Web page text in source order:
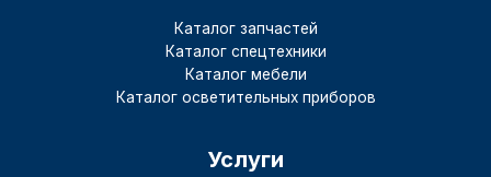
Каталог запчастей
Каталог спецтехники
Каталог мебели
Каталог осветительных приборов
Услуги